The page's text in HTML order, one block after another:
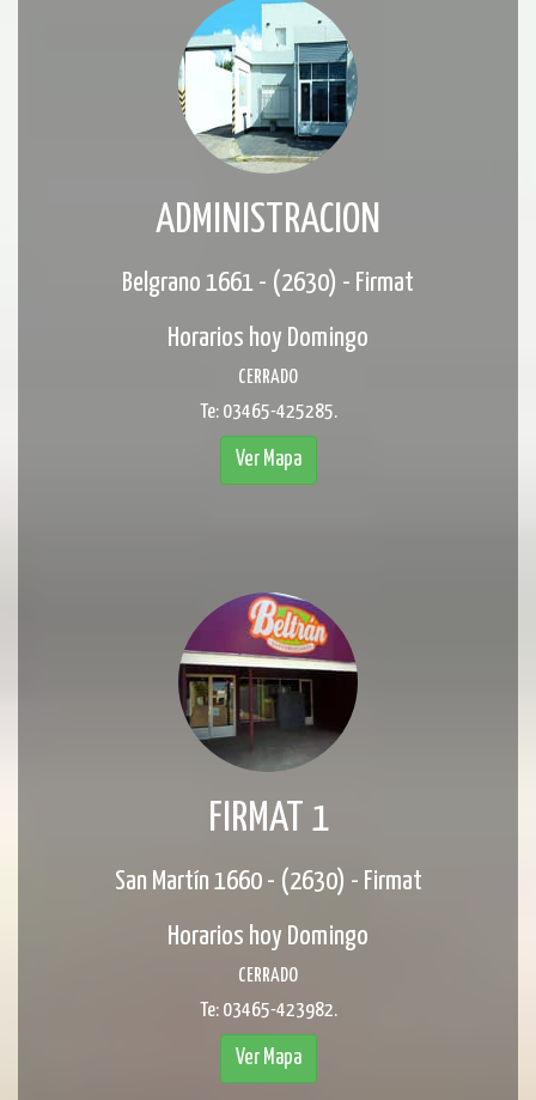
ADMINISTRACION
Belgrano 1661 - (2630) - Firmat
Horarios hoy Domingo
CERRADO
Te: 03465-425285.
Ver Mapa
FIRMAT 1
San Martín 1660 - (2630) - Firmat
Horarios hoy Domingo
CERRADO
Te: 03465-423982.
Ver Mapa